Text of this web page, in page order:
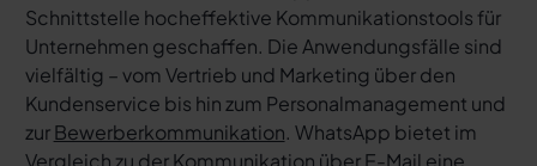
Schnittstelle hocheffektive Kommunikationstools für
Unternehmen geschaffen. Die Anwendungsfälle sind
vielfältig – vom Vertrieb und Marketing über den
Kundenservice bis hin zum Personalmanagement und
zurBewerberkommunikation. WhatsApp bietet im
Vergleich zu der Kommunikation über E-Mail eine